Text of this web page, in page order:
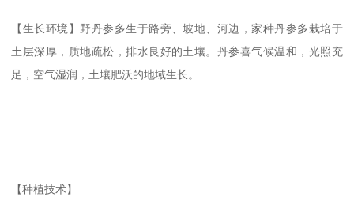
【生长环境】野丹参多生于路旁、坡地、河边，家种丹参多栽培于
土层深厚，质地疏松，排水良好的土壤。丹参喜气候温和，光照充
足，空气湿润，土壤肥沃的地域生长。
【种植技术】